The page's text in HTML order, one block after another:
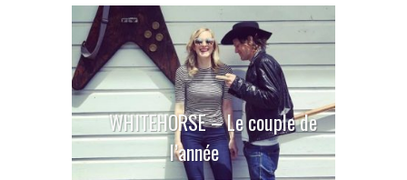
WHITEHORSE – Le couple de
l’année